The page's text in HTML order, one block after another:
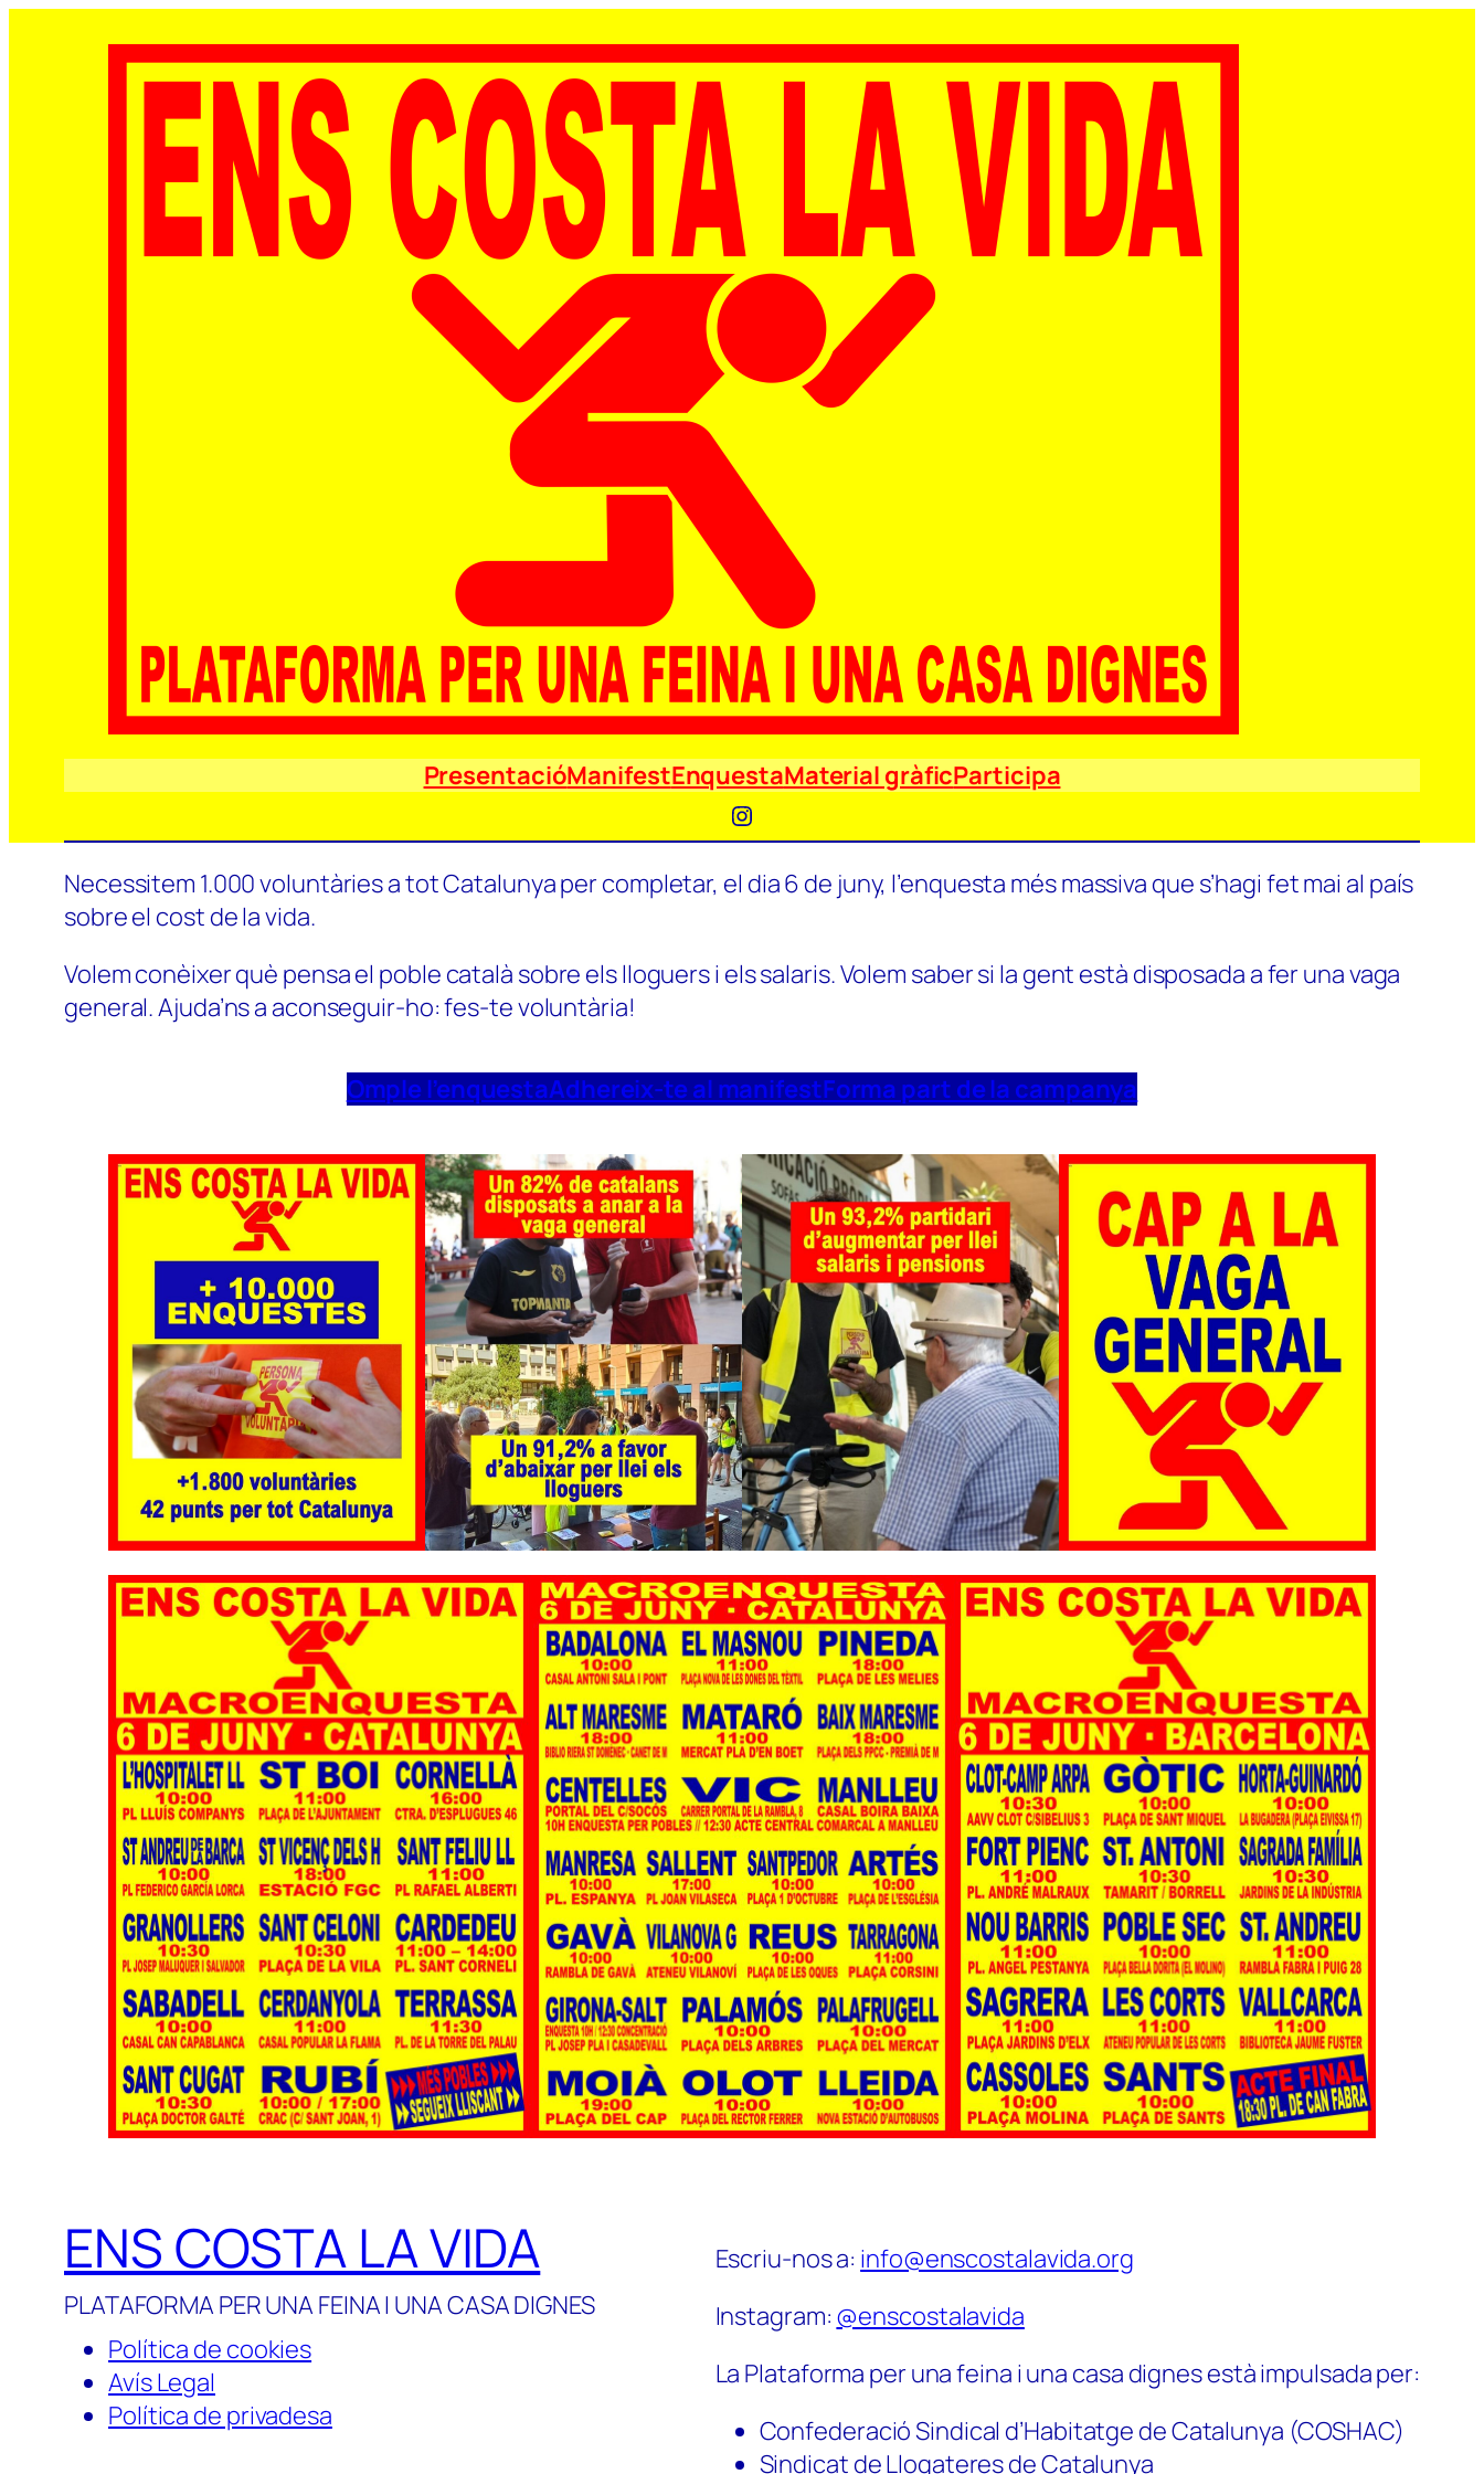
PresentacióManifestEnquestaMaterial gràficParticipa
Instagram
Necessitem 1.000 voluntàries a tot Catalunya per completar, el dia 6 de juny, l’enquesta més massiva que s’hagi fet mai al país
sobre el cost de la vida.
Volem conèixer què pensa el poble català sobre els lloguers i els salaris. Volem saber si la gent està disposada a fer una vaga
general. Ajuda’ns a aconseguir-ho: fes-te voluntària!
Omple l’enquestaAdhereix-te al manifestForma part de la campanya
ENS COSTA LA VIDA
PLATAFORMA PER UNA FEINA I UNA CASA DIGNES
Política de cookies
Avís Legal
Política de privadesa
Escriu-nos a: info@enscostalavida.org
Instagram: @enscostalavida
La Plataforma per una feina i una casa dignes està impulsada per:
Confederació Sindical d’Habitatge de Catalunya (COSHAC)
Sindicat de Llogateres de Catalunya